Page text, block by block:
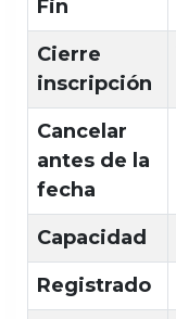
Fin
Cierre
inscripción
Cancelar
antes de la
fecha
Capacidad
Registrado